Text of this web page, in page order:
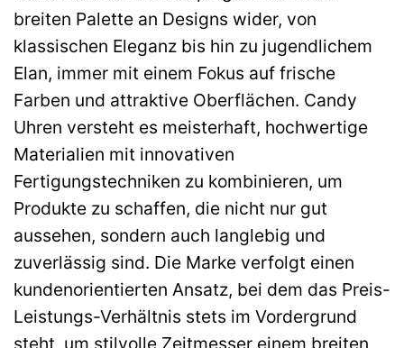
breiten Palette an Designs wider, von
klassischen Eleganz bis hin zu jugendlichem
Elan, immer mit einem Fokus auf frische
Farben und attraktive Oberflächen. Candy
Uhren versteht es meisterhaft, hochwertige
Materialien mit innovativen
Fertigungstechniken zu kombinieren, um
Produkte zu schaffen, die nicht nur gut
aussehen, sondern auch langlebig und
zuverlässig sind. Die Marke verfolgt einen
kundenorientierten Ansatz, bei dem das Preis-
Leistungs-Verhältnis stets im Vordergrund
steht, um stilvolle Zeitmesser einem breiten